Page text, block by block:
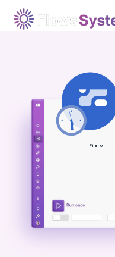
Finmo